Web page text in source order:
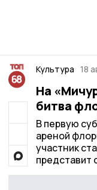
Культура 18
На
битва
В первую
ареной
участник